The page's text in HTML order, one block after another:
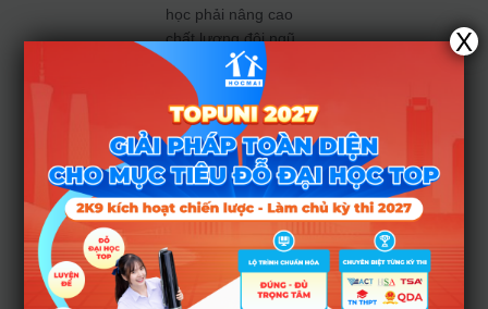
học phải nâng cao
chất lượng đội ngũ,
ưu tiên những
người có khả năng
nghiên cứu và tư
duy đổi mới sáng
tạo (TS, PGS, GS).
Những trường đang
dựa quá nhiều vào
số lượng Thạc sĩ để
tăng quy mô tuyển
sinh sẽ phải đối mặt
với bài toán cắt
X